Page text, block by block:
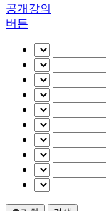
공개강의
버튼